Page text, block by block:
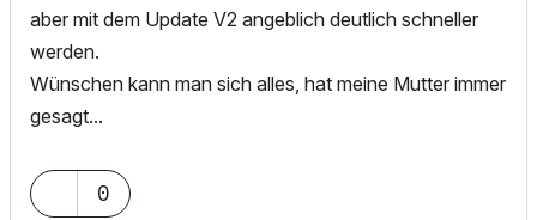
aber mit dem Update V2 angeblich deutlich schneller
werden.
Wünschen kann man sich alles, hat meine Mutter immer
gesagt...
0